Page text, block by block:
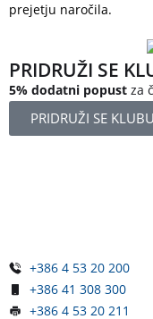
prejetju naročila.
PRIDRUŽI SE
5% dodatni popust za
PRIDRUŽI SE KLUBU
+386 4 53 20 200
+386 41 308 300
+386 4 53 20 211